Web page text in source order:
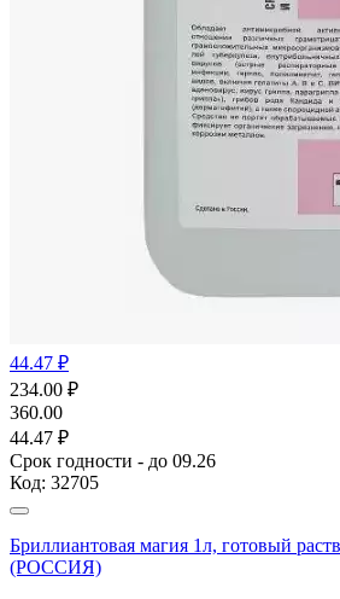
44.47 ₽
234.00 ₽
360.00
44.47 ₽
Срок годности - до 09.26
Код: 32705
Бриллиантовая магия 1л, готовый
(РОССИЯ)